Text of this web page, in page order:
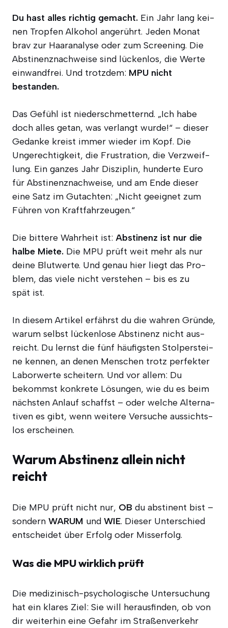
Du hast alles rich­tig gemacht. Ein Jahr lang kei­
nen Trop­fen Alko­hol ange­rührt. Jeden Monat
brav zur Haar­ana­ly­se oder zum Scree­ning. Die
Abs­ti­nenz­nach­wei­se sind lücken­los, die Wer­te
ein­wand­frei. Und trotz­dem: MPU nicht
bestanden.
Das Gefühl ist nie­der­schmet­ternd. „Ich habe
doch alles getan, was ver­langt wur­de!“ – die­ser
Gedan­ke kreist immer wie­der im Kopf. Die
Unge­rech­tig­keit, die Frus­tra­ti­on, die Ver­zweif­
lung. Ein gan­zes Jahr Dis­zi­plin, hun­der­te Euro
für Abs­ti­nenz­nach­wei­se, und am Ende die­ser
eine Satz im Gut­ach­ten: „Nicht geeig­net zum
Füh­ren von Kraftfahrzeugen.“
Die bit­te­re Wahr­heit ist: Abs­ti­nenz ist nur die
hal­be Mie­te. Die MPU prüft weit mehr als nur
dei­ne Blut­wer­te. Und genau hier liegt das Pro­
blem, das vie­le nicht ver­ste­hen – bis es zu
spät ist.
In die­sem Arti­kel erfährst du die wah­ren Grün­de,
war­um selbst lücken­lo­se Abs­ti­nenz nicht aus­
reicht. Du lernst die fünf häu­figs­ten Stol­per­stei­
ne ken­nen, an denen Men­schen trotz per­fek­ter
Labor­wer­te schei­tern. Und vor allem: Du
bekommst kon­kre­te Lösun­gen, wie du es beim
nächs­ten Anlauf schaffst – oder wel­che Alter­na­
ti­ven es gibt, wenn wei­te­re Ver­su­che aus­sichts­
los erscheinen.
Warum Abstinenz allein nicht
reicht
Die MPU prüft nicht nur, OB du abs­ti­nent bist –
son­dern WARUM und WIE. Die­ser Unter­schied
ent­schei­det über Erfolg oder Misserfolg.
Was die MPU wirklich prüft
Die medi­zi­nisch-psy­cho­lo­gi­sche Unter­su­chung
hat ein kla­res Ziel: Sie will her­aus­fin­den, ob von
dir wei­ter­hin eine Gefahr im Stra­ßen­ver­kehr